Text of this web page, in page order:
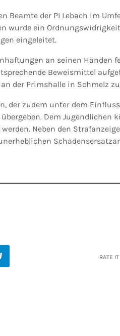
Beamte der PI Lebach im
wurde ein
eingeleitet.
an seinen Händen
Beweismittel
der Primshalle in Schmelz
der zudem unter dem
Dem Jugendlichen
Neben den
RATE IT